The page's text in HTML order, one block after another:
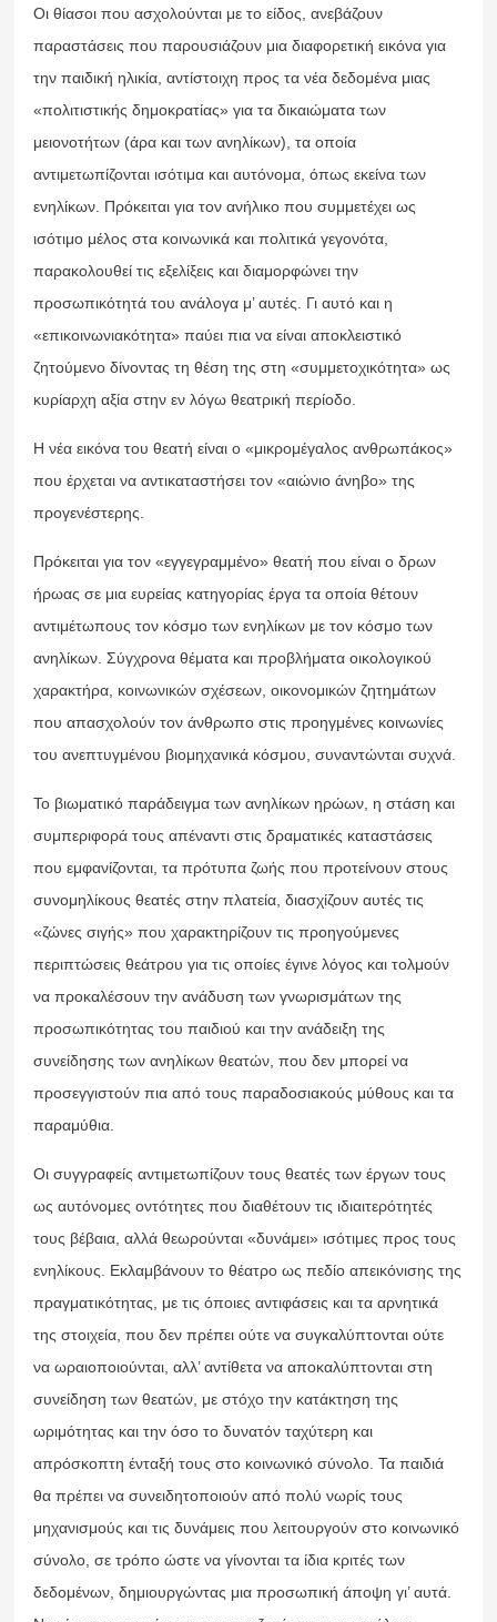
Οι θίασοι που ασχολούνται με το είδος, ανεβάζουν
παραστάσεις που παρουσιάζουν μια διαφορετική εικόνα για
την παιδική ηλικία, αντίστοιχη προς τα νέα δεδομένα μιας
«πολιτιστικής δημοκρατίας» για τα δικαιώματα των
μειονοτήτων (άρα και των ανηλίκων), τα οποία
αντιμετωπίζονται ισότιμα και αυτόνομα, όπως εκείνα των
ενηλίκων. Πρόκειται για τον ανήλικο που συμμετέχει ως
ισότιμο μέλος στα κοινωνικά και πολιτικά γεγονότα,
παρακολουθεί τις εξελίξεις και διαμορφώνει την
προσωπικότητά του ανάλογα μ’ αυτές. Γι αυτό και η
«επικοινωνιακότητα» παύει πια να είναι αποκλειστικό
ζητούμενο δίνοντας τη θέση της στη «συμμετοχικότητα» ως
κυρίαρχη αξία στην εν λόγω θεατρική περίοδο.
Η νέα εικόνα του θεατή είναι ο «μικρομέγαλος ανθρωπάκος»
που έρχεται να αντικαταστήσει τον «αιώνιο άνηβο» της
προγενέστερης.
Πρόκειται για τον «εγγεγραμμένο» θεατή που είναι ο δρων
ήρωας σε μια ευρείας κατηγορίας έργα τα οποία θέτουν
αντιμέτωπους τον κόσμο των ενηλίκων με τον κόσμο των
ανηλίκων. Σύγχρονα θέματα και προβλήματα οικολογικού
χαρακτήρα, κοινωνικών σχέσεων, οικονομικών ζητημάτων
που απασχολούν τον άνθρωπο στις προηγμένες κοινωνίες
του ανεπτυγμένου βιομηχανικά κόσμου, συναντώνται συχνά.
Το βιωματικό παράδειγμα των ανηλίκων ηρώων, η στάση και
συμπεριφορά τους απέναντι στις δραματικές καταστάσεις
που εμφανίζονται, τα πρότυπα ζωής που προτείνουν στους
συνομηλίκους θεατές στην πλατεία, διασχίζουν αυτές τις
«ζώνες σιγής» που χαρακτηρίζουν τις προηγούμενες
περιπτώσεις θεάτρου για τις οποίες έγινε λόγος και τολμούν
να προκαλέσουν την ανάδυση των γνωρισμάτων της
προσωπικότητας του παιδιού και την ανάδειξη της
συνείδησης των ανηλίκων θεατών, που δεν μπορεί να
προσεγγιστούν πια από τους παραδοσιακούς μύθους και τα
παραμύθια.
Οι συγγραφείς αντιμετωπίζουν τους θεατές των έργων τους
ως αυτόνομες οντότητες που διαθέτουν τις ιδιαιτερότητές
τους βέβαια, αλλά θεωρούνται «δυνάμει» ισότιμες προς τους
ενηλίκους. Εκλαμβάνουν το θέατρο ως πεδίο απεικόνισης της
πραγματικότητας, με τις όποιες αντιφάσεις και τα αρνητικά
της στοιχεία, που δεν πρέπει ούτε να συγκαλύπτονται ούτε
να ωραιοποιούνται, αλλ’ αντίθετα να αποκαλύπτονται στη
συνείδηση των θεατών, με στόχο την κατάκτηση της
ωριμότητας και την όσο το δυνατόν ταχύτερη και
απρόσκοπτη ένταξή τους στο κοινωνικό σύνολο. Τα παιδιά
θα πρέπει να συνειδητοποιούν από πολύ νωρίς τους
μηχανισμούς και τις δυνάμεις που λειτουργούν στο κοινωνικό
σύνολο, σε τρόπο ώστε να γίνονται τα ίδια κριτές των
δεδομένων, δημιουργώντας μια προσωπική άποψη γι’ αυτά.